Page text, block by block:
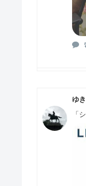
ゆ
「